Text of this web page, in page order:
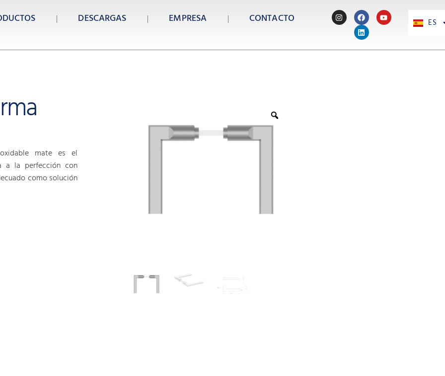
DESCARGAS EMPRESA CONTACTO ES
PT
mate es el
a la perfección con
como solución